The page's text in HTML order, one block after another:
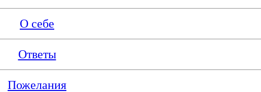
О себе
Ответы
Пожелания